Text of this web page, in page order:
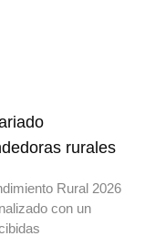
rurales
Rural 2026
con un